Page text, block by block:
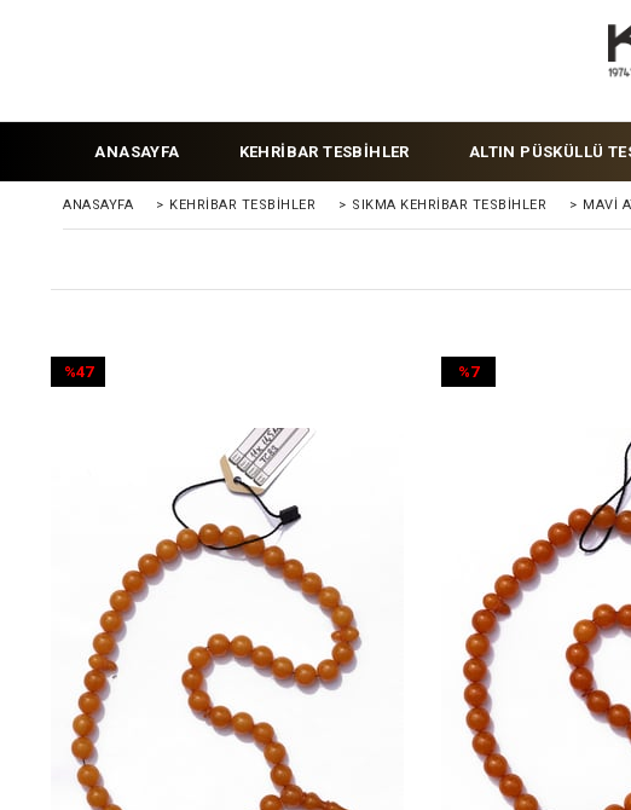
ANASAYFA KEHRİBAR TESBİHLER ALTIN PÜSKÜLLÜ
ANASAYFA > KEHRIBAR TESBIHLER > SIKMA KEHRİBAR TESBİHLER > MAVI
%47
%7